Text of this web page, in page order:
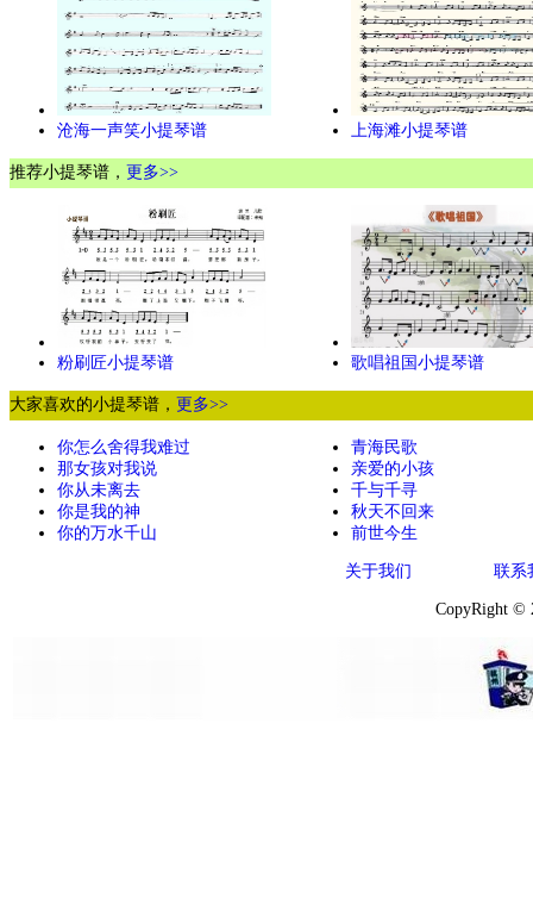
沧海一声笑小提琴谱 上海滩小提琴谱
推荐小提琴谱， 更多>>
粉刷匠小提琴谱 歌唱祖国小提琴谱
大家喜欢的小提琴谱， 更多>>
你怎么舍得我难过
那女孩对我说
你从未离去
你是我的神
你的万水千山
青海民歌
亲爱的小孩
千与千寻
秋天不回来
前世今生
关于我们 联系
CopyRight ©